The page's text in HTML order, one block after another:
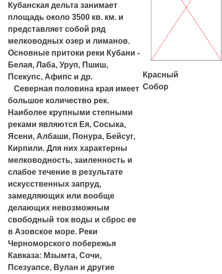
Кубанская дельта занимает
площадь около 3500 кв. км. и
представляет собой ряд
мелководных озер и лиманов.
Основные притоки реки Кубани -
Белая, Лаба, Уруп, Пшиш,
Псекупс, Афипс и др.
Северная половина края имеет
большое количество рек.
Наиболее крупными степными
реками являются Ея, Сосыка,
Ясени, Албаши, Понура, Бейсуг,
Кирпили. Для них характерны
мелководность, заиленность и
слабое течение в результате
искусственных запруд,
замедляющих или вообще
делающих невозможным
свободный ток воды и сброс ее
в Азовское море. Реки
Черноморского побережья
Кавказа: Мзымта, Сочи,
Псезуапсе, Вулан и другие
Красный
Собор